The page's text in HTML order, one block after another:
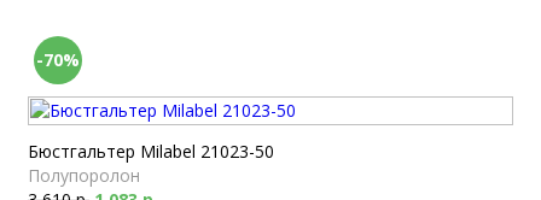
-70%
Бюстгальтер Milabel 21023-50
Полупоролон